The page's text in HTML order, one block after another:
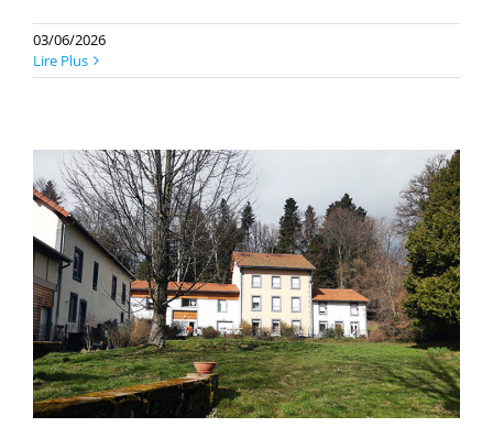
03/06/2026
Lire Plus